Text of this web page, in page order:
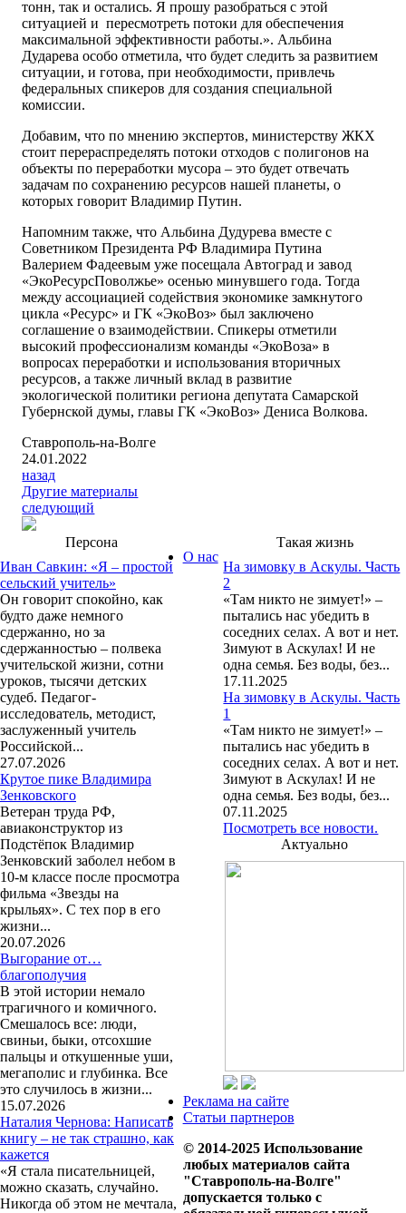
тонн, так и остались. Я прошу разобраться с этой
ситуацией и пересмотреть потоки для обеспечения
максимальной эффективности работы.». Альбина
Дударева особо отметила, что будет следить за развитием
ситуации, и готова, при необходимости, привлечь
федеральных спикеров для создания специальной
комиссии.
Добавим, что по мнению экспертов, министерству ЖКХ
стоит перераспределять потоки отходов с полигонов на
объекты по переработки мусора – это будет отвечать
задачам по сохранению ресурсов нашей планеты, о
которых говорит Владимир Путин.
Напомним также, что Альбина Дудурева вместе с
Советником Президента РФ Владимира Путина
Валерием Фадеевым уже посещала Автоград и завод
«ЭкоРесурсПоволжье» осенью минувшего года. Тогда
между ассоциацией содействия экономике замкнутого
цикла «Ресурс» и ГК «ЭкоВоз» был заключено
соглашение о взаимодействии. Спикеры отметили
высокий профессионализм команды «ЭкоВоза» в
вопросах переработки и использования вторичных
ресурсов, а также личный вклад в развитие
экологической политики региона депутата Самарской
Губернской думы, главы ГК «ЭкоВоз» Дениса Волкова.
Ставрополь-на-Волге
24.01.2022
назад
Другие материалы
следующий
Персона
Иван Савкин: «Я – простой
сельский учитель»
Он говорит спокойно, как
будто даже немного
сдержанно, но за
сдержанностью – полвека
учительской жизни, сотни
уроков, тысячи детских
судеб. Педагог-
исследователь, методист,
заслуженный учитель
Российской...
27.07.2026
Крутое пике Владимира
Зенковского
Ветеран труда РФ,
авиаконструктор из
Подстёпок Владимир
Зенковский заболел небом в
10-м классе после просмотра
фильма «Звезды на
крыльях». С тех пор в его
жизни...
20.07.2026
Выгорание от…
благополучия
В этой истории немало
трагичного и комичного.
Смешалось все: люди,
свиньи, быки, отсохшие
пальцы и откушенные уши,
мегаполис и глубинка. Все
это случилось в жизни...
15.07.2026
Наталия Чернова: Написать
книгу – не так страшно, как
кажется
«Я стала писательницей,
можно сказать, случайно.
Никогда об этом не мечтала,
Такая жизнь
На зимовку в Аскулы. Часть
2
«Там никто не зимует!» –
пытались нас убедить в
соседних селах. А вот и нет.
Зимуют в Аскулах! И не
одна семья. Без воды, без...
17.11.2025
На зимовку в Аскулы. Часть
1
«Там никто не зимует!» –
пытались нас убедить в
соседних селах. А вот и нет.
Зимуют в Аскулах! И не
одна семья. Без воды, без...
07.11.2025
Посмотреть все новости.
Актуально
О нас
Реклама на сайте
Статьи партнеров
© 2014-2025 Использование
любых материалов сайта
"Ставрополь-на-Волге"
допускается только с